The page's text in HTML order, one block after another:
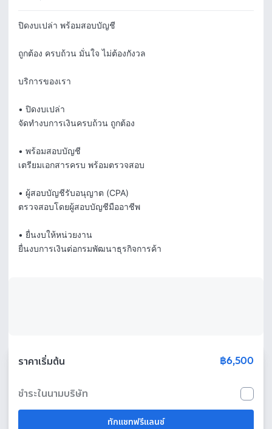
ปิดงบเปล่า พร้อมสอบบัญชี
ถูกต้อง ครบถ้วน มั่นใจ ไม่ต้องกังวล
บริการของเรา
• ปิดงบเปล่า
จัดทำงบการเงินครบถ้วน ถูกต้อง
• พร้อมสอบบัญชี
เตรียมเอกสารครบ พร้อมตรวจสอบ
• ผู้สอบบัญชีรับอนุญาต (CPA)
ตรวจสอบโดยผู้สอบบัญชีมืออาชีพ
• ยื่นงบให้หน่วยงาน
ยื่นงบการเงินต่อกรมพัฒนาธุรกิจการค้า
ราคาเริ่มต้น ฿6,500
ชำระในนามบริษัท
ทักแชทฟรีแลนซ์